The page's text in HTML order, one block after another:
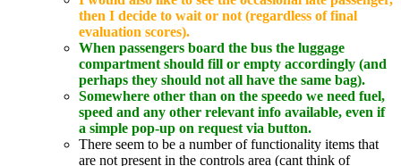
then I decide to wait or not (regardless of final
evaluation scores).
When passengers board the bus the luggage
compartment should fill or empty accordingly (and
perhaps they should not all have the same bag).
Somewhere other than on the speedo we need fuel,
speed and any other relevant info available, even if
a simple pop-up on request via button.
There seem to be a number of functionality items that
are not present in the controls area (cant think of